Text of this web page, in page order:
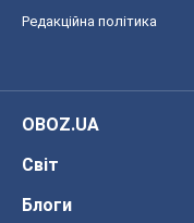
Редакційна політика
OBOZ.UA
Світ
Блоги